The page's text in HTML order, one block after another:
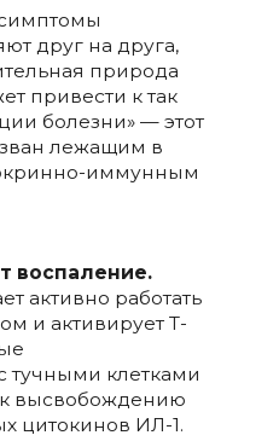
друг на друга,
природа
привести к так
болезни» — этот
лежащим в
иммунным
воспаление.
активно работать
и активирует Т-
тучными клетками
к высвобождению
цитокинов ИЛ-1.